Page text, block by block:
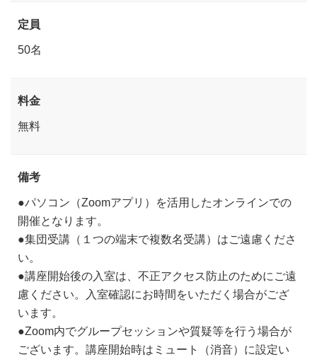
定員
50名
料金
無料
備考
●パソコン（Zoomアプリ）を活用したオンラインでの
開催となります。
●集団受講（１つの端末で複数名受講）はご遠慮くださ
い。
●講座開始後の入室は、不正アクセス防止のためにご遠
慮ください。入室確認にお時間をいただく場合がござ
います。
●Zoom内でグループセッションや質疑等を行う場合が
ございます。講座開始時はミュート（消音）に設定い